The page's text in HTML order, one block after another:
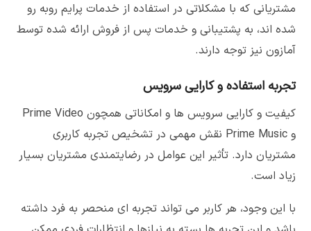
مشتریانی که با مشکلاتی در استفاده از خدمات پرایم روبه رو
شده اند، به پشتیبانی و خدمات پس از فروش ارائه شده توسط
آمازون نیز توجه دارند.
تجربه استفاده و کارایی سرویس
کیفیت و کارایی سرویس ها و امکاناتی همچون Prime Video
و Prime Music نقش مهمی در تشخیص تجربه کاربری
مشتریان دارد. تأثیر این عوامل در رضایتمندی مشتریان بسیار
زیاد است.
با این وجود، هر کاربر می تواند تجربه ای منحصر به فرد داشته